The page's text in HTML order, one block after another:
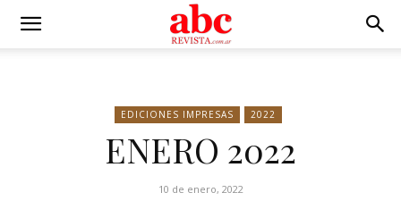
EDICIONES IMPRESAS 2022
ENERO 2022
10 de enero, 2022